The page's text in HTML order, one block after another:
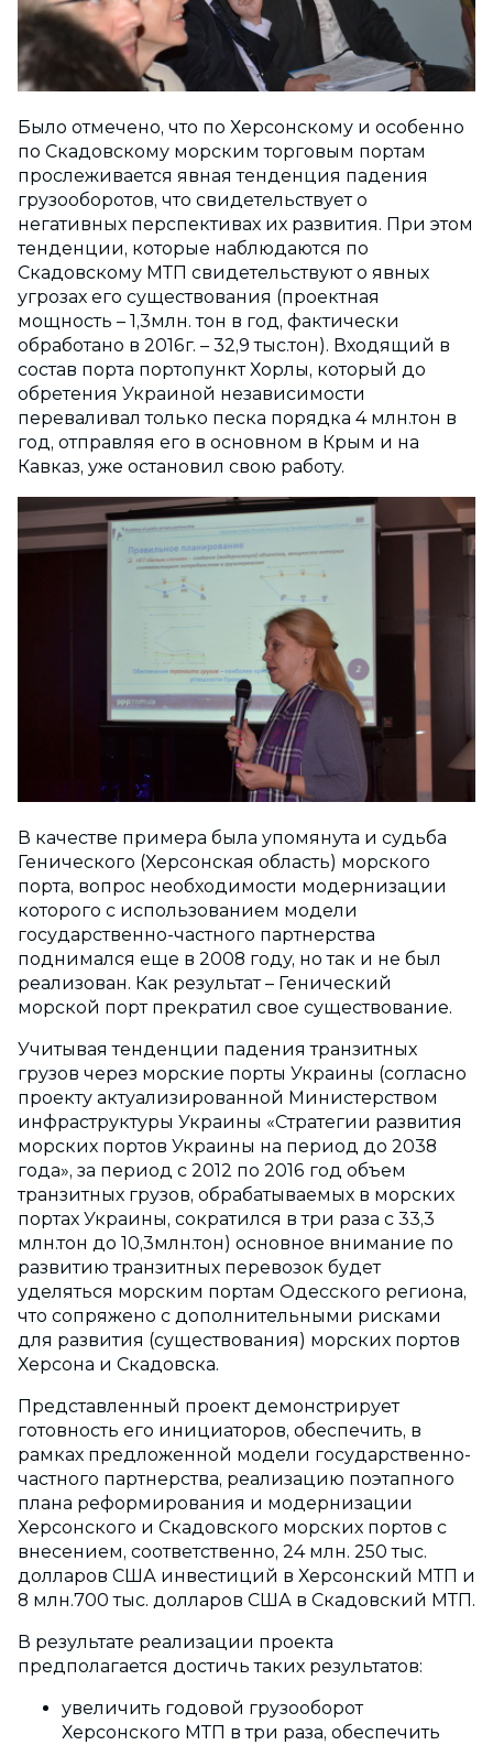
Было отмечено, что по Херсонскому и особенно
по Скадовскому морским торговым портам
прослеживается явная тенденция падения
грузооборотов, что свидетельствует о
негативных перспективах их развития. При этом
тенденции, которые наблюдаются по
Скадовскому МТП свидетельствуют о явных
угрозах его существования (проектная
мощность – 1,3млн. тон в год, фактически
обработано в 2016г. – 32,9 тыс.тон). Входящий в
состав порта портопункт Хорлы, который до
обретения Украиной независимости
переваливал только песка порядка 4 млн.тон в
год, отправляя его в основном в Крым и на
Кавказ, уже остановил свою работу.
В качестве примера была упомянута и судьба
Генического (Херсонская область) морского
порта, вопрос необходимости модернизации
которого с использованием модели
государственно-частного партнерства
поднимался еще в 2008 году, но так и не был
реализован. Как результат – Генический
морской порт прекратил свое существование.
Учитывая тенденции падения транзитных
грузов через морские порты Украины (согласно
проекту актуализированной Министерством
инфраструктуры Украины «Стратегии развития
морских портов Украины на период до 2038
года», за период с 2012 по 2016 год объем
транзитных грузов, обрабатываемых в морских
портах Украины, сократился в три раза с 33,3
млн.тон до 10,3млн.тон) основное внимание по
развитию транзитных перевозок будет
уделяться морским портам Одесского региона,
что сопряжено с дополнительными рисками
для развития (существования) морских портов
Херсона и Скадовска.
Представленный проект демонстрирует
готовность его инициаторов, обеспечить, в
рамках предложенной модели государственно-
частного партнерства, реализацию поэтапного
плана реформирования и модернизации
Херсонского и Скадовского морских портов с
внесением, соответственно, 24 млн. 250 тыс.
долларов США инвестиций в Херсонский МТП и
8 млн.700 тыс. долларов США в Скадовский МТП.
В результате реализации проекта
предполагается достичь таких результатов:
увеличить годовой грузооборот
Херсонского МТП в три раза, обеспечить